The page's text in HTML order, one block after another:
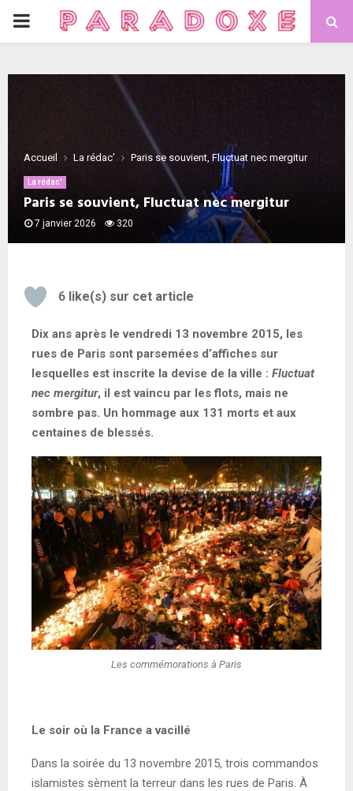
Accueil La rédac' Paris se souvient, Fluctuat nec mergitur
La rédac'
Paris se souvient, Fluctuat nec mergitur
7 janvier 2026 320
6 like(s) sur cet article
Dix ans après le vendredi 13 novembre 2015, les
rues de Paris sont parsemées d’affiches sur
lesquelles est inscrite la devise de la ville : Fluctuat
nec mergitur, il est vaincu par les flots, mais ne
sombre pas. Un hommage aux 131 morts et aux
centaines de blessés.
Les commémorations à Paris
Le soir où la France a vacillé
Dans la soirée du 13 novembre 2015, trois commandos
islamistes sèment la terreur dans les rues de Paris. À